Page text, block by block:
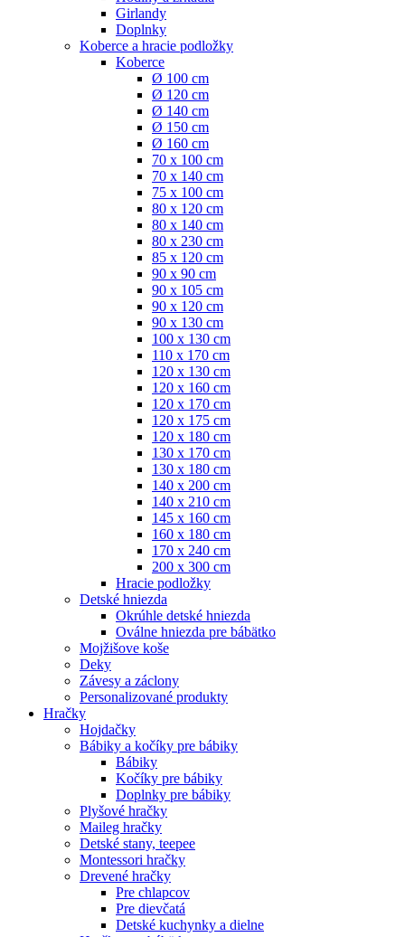
Girlandy
Doplnky
Koberce a hracie podložky
Koberce
Ø 100 cm
Ø 120 cm
Ø 140 cm
Ø 150 cm
Ø 160 cm
70 x 100 cm
70 x 140 cm
75 x 100 cm
80 x 120 cm
80 x 140 cm
80 x 230 cm
85 x 120 cm
90 x 90 cm
90 x 105 cm
90 x 120 cm
90 x 130 cm
100 x 130 cm
110 x 170 cm
120 x 130 cm
120 x 160 cm
120 x 170 cm
120 x 175 cm
120 x 180 cm
130 x 170 cm
130 x 180 cm
140 x 200 cm
140 x 210 cm
145 x 160 cm
160 x 180 cm
170 x 240 cm
200 x 300 cm
Hracie podložky
Detské hniezda
Okrúhle detské hniezda
Oválne hniezda pre bábätko
Mojžišove koše
Deky
Závesy a záclony
Personalizované produkty
Hračky
Hojdačky
Bábiky a kočíky pre bábiky
Bábiky
Kočíky pre bábiky
Doplnky pre bábiky
Plyšové hračky
Maileg hračky
Detské stany, teepee
Montessori hračky
Drevené hračky
Pre chlapcov
Pre dievčatá
Detské kuchynky a dielne